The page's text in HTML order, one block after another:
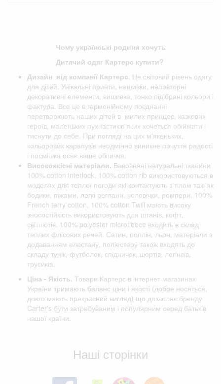
Чому українські родини хочуть
Дитячий одяг Картерс купити?
Дизайн від компанії Картерс . Це світовий рівень одягу
для дітей. Унікальні принти, нашивки, неповторні
декоративні елементи, вишивка, тонко підібрані кольори і
фактура. Все це в гармонійному поєднанні
перетворюють наших дітей в милих принцес, казкових
героїв, маленьких пухнастиків яких хочеться обіймати і
тиснути до себе. При погляді на цих м'якеньких,
кольорових карапузів неодмінно виникне почуття радості
і посмішка осяє ваше обличчя.
Високоякісні матеріали. Бавовняні натуральні тканини
100% cotton interlock, 100% cotton rib використовуються в
моделях для теплої погоди які контактують з тілом такі як
бодики, піжами, легкі реглани, чоловічки, ромпери. 100%
French terry cotton, 100% cotton Twill мають високу
зносостійкість використовують для штанів, кофт,
світшотів. 100% polyester microfleece входить в склад
теплих флісових речей. Сатин, поплін, льон, матеріали з
додаванням еластану, поліестеру також входять до
складу тунік, футболок, спідничок, шортів, легінсів,
трусиків.
Ціна - Якість. Товари Картерс в інтернет магазинах
України тримають баланс ціни і якості (добре носяться,
довго мають прекрасний вигляд) що дозволяє бренду
Carter's бути затребуваним і популярним серед батьків
нашої країни.
Наші сторінки